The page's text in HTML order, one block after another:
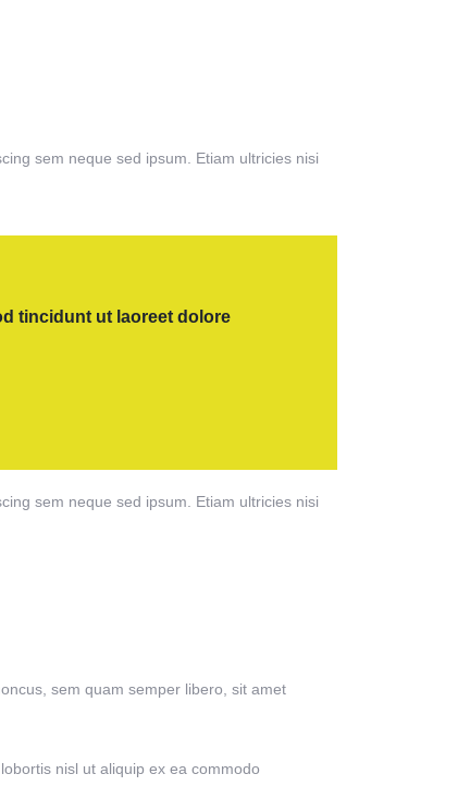
sem neque sed ipsum. Etiam ultricies nisi
tincidunt ut laoreet dolore
sem neque sed ipsum. Etiam ultricies nisi
sem quam semper libero, sit amet
nisl ut aliquip ex ea commodo